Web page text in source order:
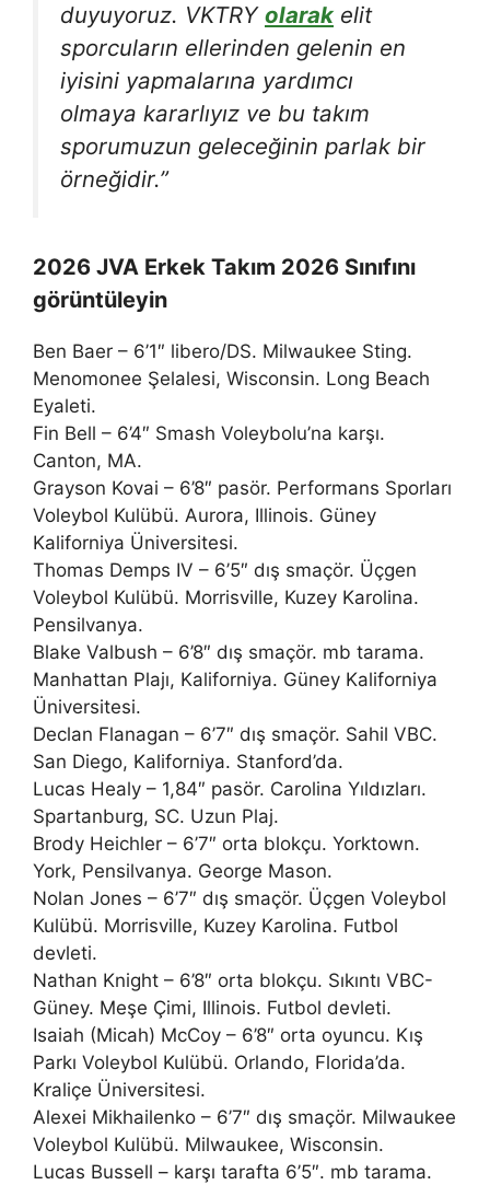
duyuyoruz. VKTRY olarak elit
sporcuların ellerinden gelenin en
iyisini yapmalarına yardımcı
olmaya kararlıyız ve bu takım
sporumuzun geleceğinin parlak bir
örneğidir.”
2026 JVA Erkek Takım 2026 Sınıfını
görüntüleyin
Ben Baer – 6’1″ libero/DS. Milwaukee Sting.
Menomonee Şelalesi, Wisconsin. Long Beach
Eyaleti.
Fin Bell – 6’4″ Smash Voleybolu’na karşı.
Canton, MA.
Grayson Kovai – 6’8″ pasör. Performans Sporları
Voleybol Kulübü. Aurora, Illinois. Güney
Kaliforniya Üniversitesi.
Thomas Demps IV – 6’5″ dış smaçör. Üçgen
Voleybol Kulübü. Morrisville, Kuzey Karolina.
Pensilvanya.
Blake Valbush – 6’8″ dış smaçör. mb tarama.
Manhattan Plajı, Kaliforniya. Güney Kaliforniya
Üniversitesi.
Declan Flanagan – 6’7″ dış smaçör. Sahil VBC.
San Diego, Kaliforniya. Stanford’da.
Lucas Healy – 1,84″ pasör. Carolina Yıldızları.
Spartanburg, SC. Uzun Plaj.
Brody Heichler – 6’7″ orta blokçu. Yorktown.
York, Pensilvanya. George Mason.
Nolan Jones – 6’7″ dış smaçör. Üçgen Voleybol
Kulübü. Morrisville, Kuzey Karolina. Futbol
devleti.
Nathan Knight – 6’8″ orta blokçu. Sıkıntı VBC-
Güney. Meşe Çimi, Illinois. Futbol devleti.
Isaiah (Micah) McCoy – 6’8″ orta oyuncu. Kış
Parkı Voleybol Kulübü. Orlando, Florida’da.
Kraliçe Üniversitesi.
Alexei Mikhailenko – 6’7″ dış smaçör. Milwaukee
Voleybol Kulübü. Milwaukee, Wisconsin.
Lucas Bussell – karşı tarafta 6’5″. mb tarama.